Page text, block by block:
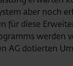
aber noch
für diese
werden
AG dotierten